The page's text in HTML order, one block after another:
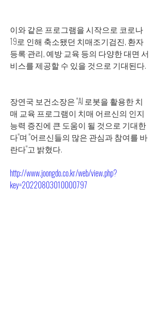
이와 같은 프로그램을 시작으로 코로나
19로 인해 축소됐던 치매조기검진, 환자
등록·관리, 예방·교육 등의 다양한 대면 서
비스를 제공할 수 있을 것으로 기대된다.
장연국 보건소장은 "AI 로봇을 활용한 치
매 교육 프로그램이 치매 어르신의 인지
능력 증진에 큰 도움이 될 것으로 기대한
다"며 "어르신들의 많은 관심과 참여를 바
란다"고 밝혔다.
http://www.joongdo.co.kr/web/view.php?
key=20220803010000797